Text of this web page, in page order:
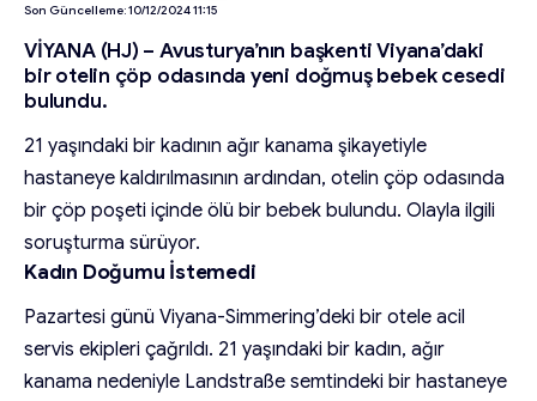
Son Güncelleme: 10/12/2024 11:15
VİYANA (HJ) – Avusturya’nın başkenti Viyana’daki
bir otelin çöp odasında yeni doğmuş bebek cesedi
bulundu.
21 yaşındaki bir kadının ağır kanama şikayetiyle
hastaneye kaldırılmasının ardından, otelin çöp odasında
bir çöp poşeti içinde ölü bir bebek bulundu. Olayla ilgili
soruşturma sürüyor.
Kadın Doğumu İstemedi
Pazartesi günü Viyana-Simmering’deki bir otele acil
servis ekipleri çağrıldı. 21 yaşındaki bir kadın, ağır
kanama nedeniyle Landstraße semtindeki bir hastaneye